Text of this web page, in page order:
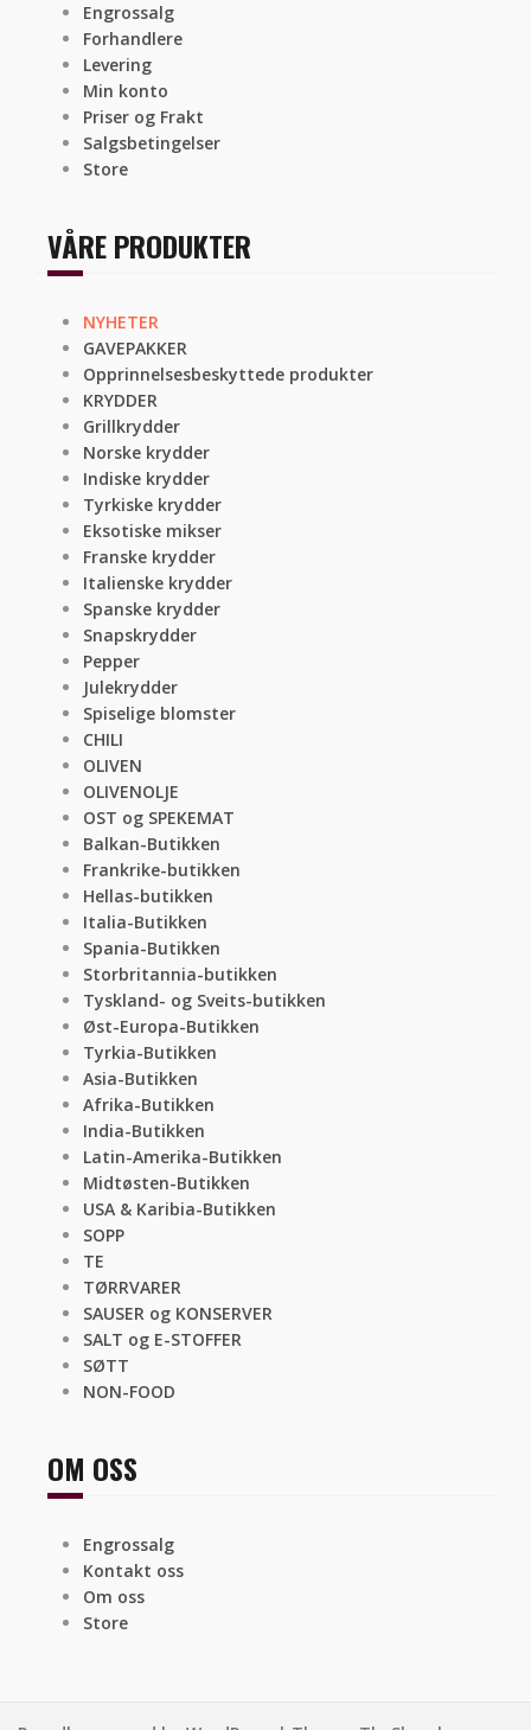
Engrossalg
Forhandlere
Levering
Min konto
Priser og Frakt
Salgsbetingelser
Store
VÅRE PRODUKTER
NYHETER
GAVEPAKKER
Opprinnelsesbeskyttede produkter
KRYDDER
Grillkrydder
Norske krydder
Indiske krydder
Tyrkiske krydder
Eksotiske mikser
Franske krydder
Italienske krydder
Spanske krydder
Snapskrydder
Pepper
Julekrydder
Spiselige blomster
CHILI
OLIVEN
OLIVENOLJE
OST og SPEKEMAT
Balkan-Butikken
Frankrike-butikken
Hellas-butikken
Italia-Butikken
Spania-Butikken
Storbritannia-butikken
Tyskland- og Sveits-butikken
Øst-Europa-Butikken
Tyrkia-Butikken
Asia-Butikken
Afrika-Butikken
India-Butikken
Latin-Amerika-Butikken
Midtøsten-Butikken
USA & Karibia-Butikken
SOPP
TE
TØRRVARER
SAUSER og KONSERVER
SALT og E-STOFFER
SØTT
NON-FOOD
OM OSS
Engrossalg
Kontakt oss
Om oss
Store